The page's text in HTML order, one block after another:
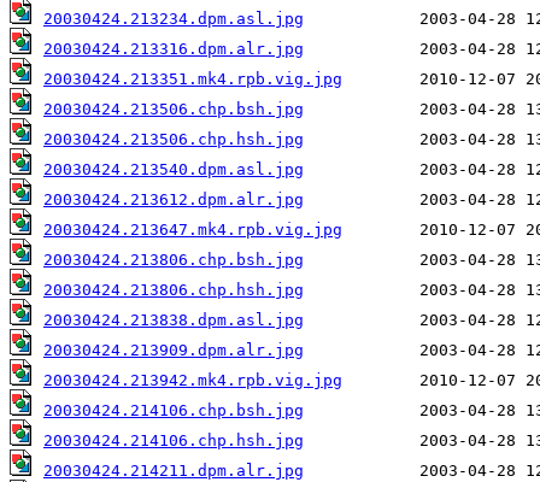
20030424.213234.dpm.asl.jpg
20030424.213316.dpm.alr.jpg
20030424.213351.mk4.rpb.vig.jpg
20030424.213506.chp.bsh.jpg
20030424.213506.chp.hsh.jpg
20030424.213540.dpm.asl.jpg
20030424.213612.dpm.alr.jpg
20030424.213647.mk4.rpb.vig.jpg
20030424.213806.chp.bsh.jpg
20030424.213806.chp.hsh.jpg
20030424.213838.dpm.asl.jpg
20030424.213909.dpm.alr.jpg
20030424.213942.mk4.rpb.vig.jpg
20030424.214106.chp.bsh.jpg
20030424.214106.chp.hsh.jpg
20030424.214211.dpm.alr.jpg